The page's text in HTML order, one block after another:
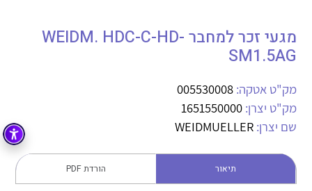
איכות | שרות | זמינות
אטקה בע”מ היא החברה הגדולה והמובילה בישראל בשיווק
מיתוג, בקרה , ואינסטלציה חשמלית ופעילה ב7 תחומים:
חשמל מיתוג ואינסטלציה חשמלית
קופסאות וארונות לחשמל, בקרה ואלקטרוניקה
לכל מוצרי היצרן לכל מוצרי היצרן
לכל מוצרי היצרן לכל מוצרי היצרן
מגעי זכר למחבר WEIDM. HDC-C-HD-
SM1.5AG
מק"ט אטקה: 005530008
מק"ט יצרן: 1651550000
שם יצרן: WEIDMUELLER
תיאור הורדת PDF